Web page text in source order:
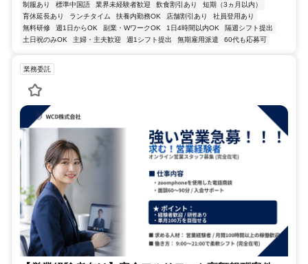
制服あり 標準中国語 業界未経験者歓迎 飲食割引あり
短期（3ヵ月以内）
育休延長あり
ランチタイム 扶養内勤務OK 店舗割引あり
社員登用あり
無料研修
週1日からOK 副業・WワークOK 1日4時間以内OK
隔週シフト提出
土日祝のみOK
主婦・主夫歓迎 週1シフト提出 無期雇用派遣 60代も応募可
業務委託